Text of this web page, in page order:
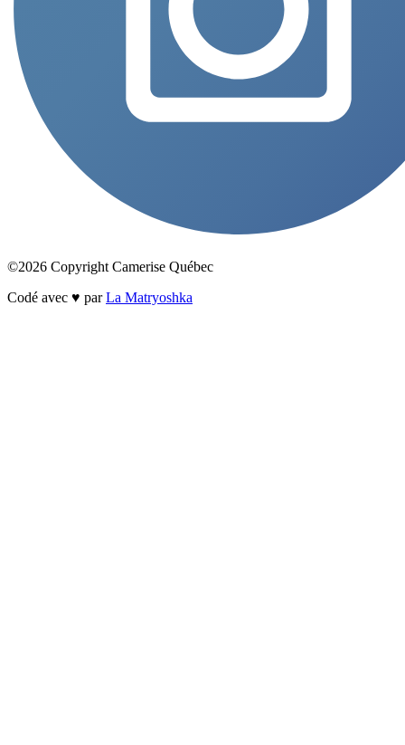
©2026 Copyright Camerise Québec
Codé avec ♥ parLa Matryoshka